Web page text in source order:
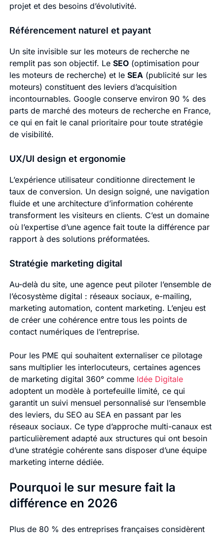
projet et des besoins d’évolutivité.
Référencement naturel et payant
Un site invisible sur les moteurs de recherche ne
remplit pas son objectif. Le SEO(optimisation pour
les moteurs de recherche) et le SEA(publicité sur les
moteurs) constituent des leviers d’acquisition
incontournables. Google conserve environ 90 % des
parts de marché des moteurs de recherche en France,
ce qui en fait le canal prioritaire pour toute stratégie
de visibilité.
UX/UI design et ergonomie
L’expérience utilisateur conditionne directement le
taux de conversion. Un design soigné, une navigation
fluide et une architecture d’information cohérente
transforment les visiteurs en clients. C’est un domaine
où l’expertise d’une agence fait toute la différence par
rapport à des solutions préformatées.
Stratégie marketing digital
Au-delà du site, une agence peut piloter l’ensemble de
l’écosystème digital : réseaux sociaux, e-mailing,
marketing automation, content marketing. L’enjeu est
de créer une cohérence entre tous les points de
contact numériques de l’entreprise.
Pour les PME qui souhaitent externaliser ce pilotage
sans multiplier les interlocuteurs, certaines agences
de marketing digital 360° comme Idée Digitale
adoptent un modèle à portefeuille limité, ce qui
garantit un suivi mensuel personnalisé sur l’ensemble
des leviers, du SEO au SEA en passant par les
réseaux sociaux. Ce type d’approche multi-canaux est
particulièrement adapté aux structures qui ont besoin
d’une stratégie cohérente sans disposer d’une équipe
marketing interne dédiée.
Pourquoi le sur mesure fait la
différence en 2026
Plus de 80 % des entreprises françaises considèrent